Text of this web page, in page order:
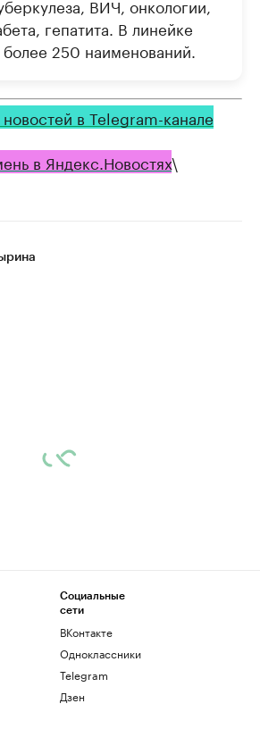
ВИЧ, онкологии,
гепатита. В линейке
250 наименований.
в Telegram-канале
в Яндекс.Новостях\
Социальные
сети
ВКонтакте
Одноклассники
Telegram
Дзен